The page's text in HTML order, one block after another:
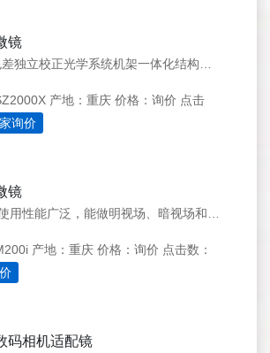
镜
产地：重庆 价格：询价 点击
询价
镜
产地：重庆 价格：询价 点击数：
码相机适配镜